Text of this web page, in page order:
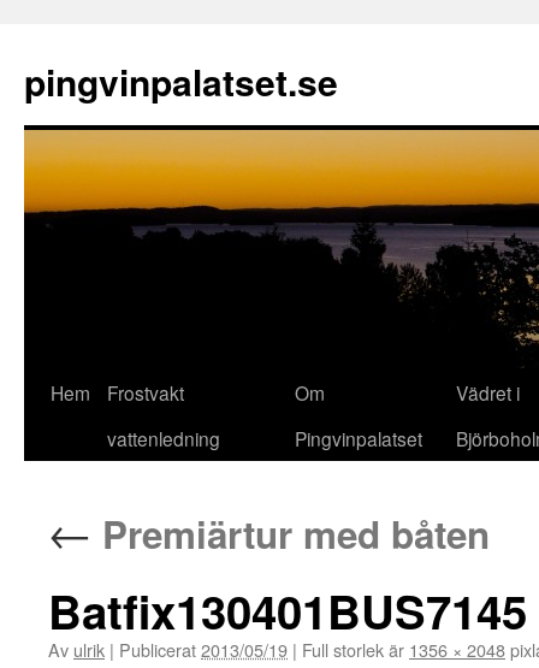
pingvinpalatset.se
GåHem
Frostvakt
vattenledning
Om
Pingvinpalatset
Vädret i
← Premiärtur med båten
Batfix130401BUS7145
Av ulrik | Publicerat2013/05/19 | Full storlek är 1356 × 2048